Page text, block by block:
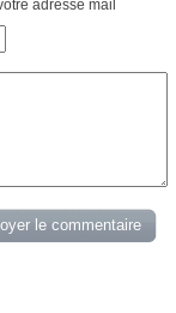
adresse mail